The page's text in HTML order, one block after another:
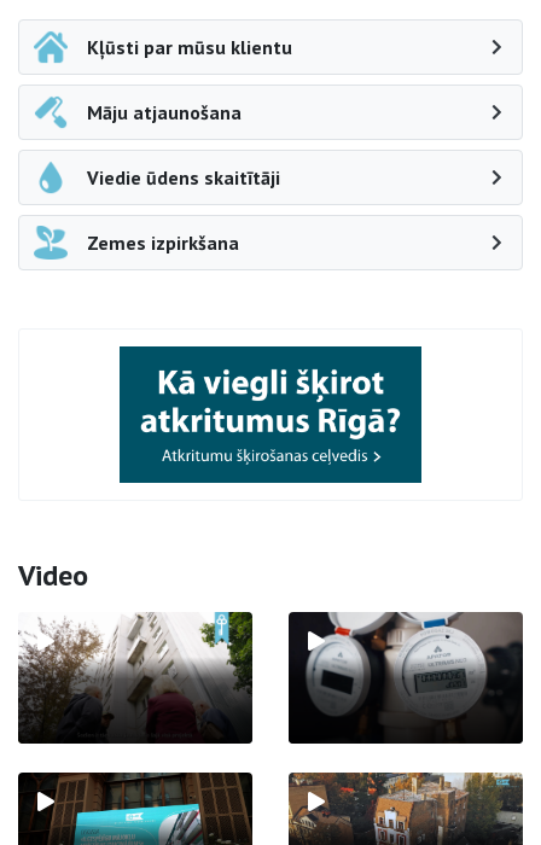
Kļūsti par mūsu klientu
Māju atjaunošana
Viedie ūdens skaitītāji
Zemes izpirkšana
Video